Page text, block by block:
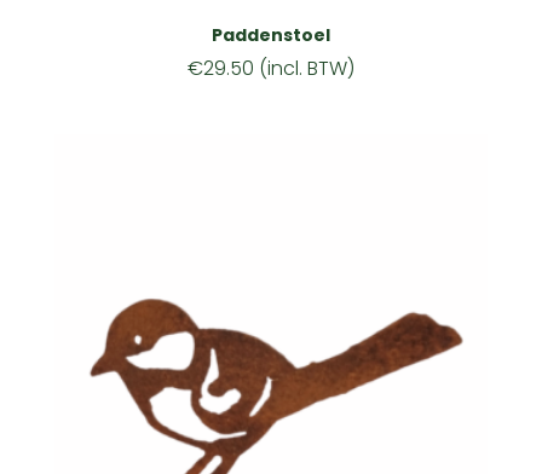
Paddenstoel
€29.50 (incl. BTW)